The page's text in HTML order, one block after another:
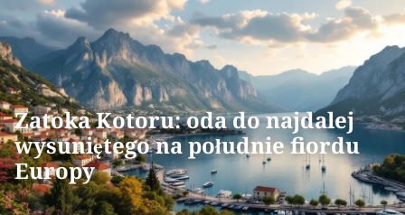
Zatoka Kotoru: oda do najdalej
wysuniętego na południe fiordu
Europy